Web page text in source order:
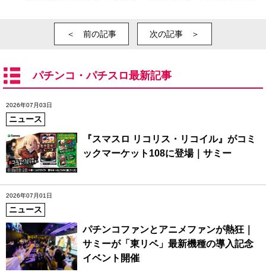
＜ 前の記事 次の記事 ＞
パチンコ・パチスロ最新記事
2026年07月03日
ニュース
『スマスロ リコリス・リコイル』がコミ
ックマーケット108に登場｜サミー
2026年07月01日
ニュース
パチンコファンとアニメファンが熱狂｜
サミーが「東リベ」最新機種の導入記念
イベント開催